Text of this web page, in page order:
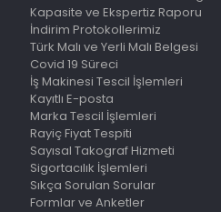
Kapasite ve Ekspertiz Raporu
İndirim Protokollerimiz
Türk Malı ve Yerli Malı Belgesi
Covid 19 Süreci
İş Makinesi Tescil İşlemleri
Kayıtlı E-posta
Marka Tescil İşlemleri
Rayiç Fiyat Tespiti
Sayısal Takograf Hizmeti
Sigortacılık İşlemleri
Sıkça Sorulan Sorular
Formlar ve Anketler